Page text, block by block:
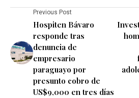
Previous Post
Hospiten Bávaro
responde tras
denuncia de
empresario
paraguayo por
presunto cobro de
US$9,000 en tres días